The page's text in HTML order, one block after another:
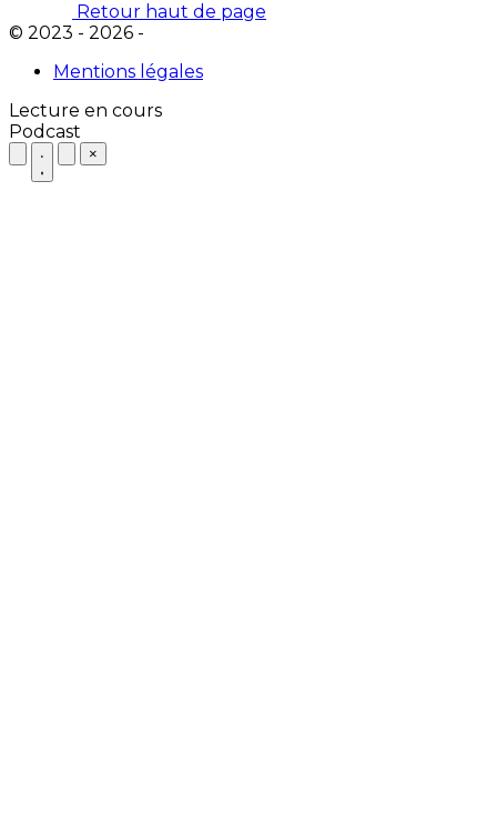
Retour haut de page
© 2023 - 2026 -
Mentions légales
Lecture en cours
Podcast
×